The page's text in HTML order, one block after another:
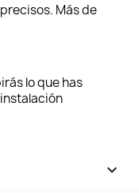
Más de
lo que has
